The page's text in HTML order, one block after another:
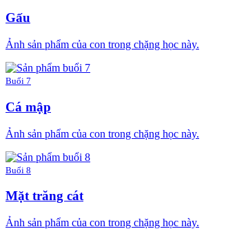
Gấu
Ảnh sản phẩm của con trong chặng học này.
Buổi 7
Cá mập
Ảnh sản phẩm của con trong chặng học này.
Buổi 8
Mặt trăng cát
Ảnh sản phẩm của con trong chặng học này.